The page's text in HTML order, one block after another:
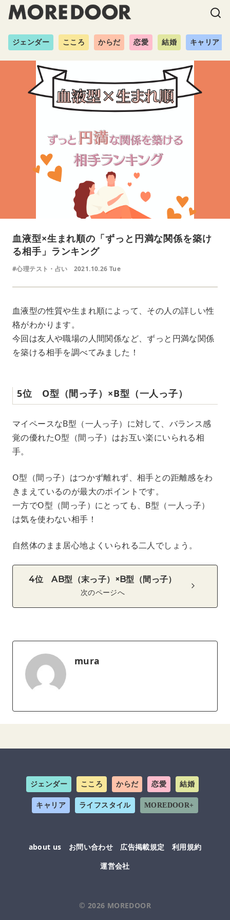
ジェンダー こころ からだ 恋愛 結婚 キャリア
血液型×生まれ順の「ずっと円満な関係を築け
る相手」ランキング
#心理テスト・占い 2021.10.26 Tue
血液型の性質や生まれ順によって、その人の詳しい性
格がわかります。
今回は友人や職場の人間関係など、ずっと円満な関係
を築ける相手を調べてみました！
5位 O型（間っ子）×B型（一人っ子）
マイペースなB型（一人っ子）に対して、バランス感
覚の優れたO型（間っ子）はお互い楽にいられる相
手。
O型（間っ子）はつかず離れず、相手との距離感をわ
きまえているのが最大のポイントです。
一方でO型（間っ子）にとっても、B型（一人っ子）
は気を使わない相手！
自然体のまま居心地よくいられる二人でしょう。
4位 AB型（末っ子）×B型（間っ子）
次のページへ
mura
ジェンダー こころ からだ 恋愛 結婚
キャリア ライフスタイル MOREDOOR+
about us お問い合わせ 広告掲載規定
利用規約
運営会社
© 2026 MOREDOOR